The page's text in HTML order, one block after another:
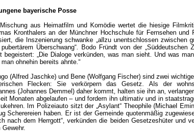
bayerische Posse
aus Heimatfilm und Komödie wertet die hiesige
Kronthalers an der Münchner Hochschule für Fernsehen und
die Inszenierung schwanke „allzu unentschlossen zwischen
Überschwang“. Bodo Fründt von der „Süddeutschen
begeistert: „Die Dialoge verkünden, was man sieht. Und was
ohnehin bereits ahnte.“
(Alfred Jaschke) und Bene (Wolfgang Fischer) sind zwei
Flecken: Sie verkörpern das Gesetz. Als der
(Johannes Demmel) daher kommt, halten sie ihn an,
Monaten abgelaufen – und fordern ihn ultimativ und in
Im Polizeiauto sitzt der „Asylant“ Theophile (Michael
Scherereien haben. Er ist der Gemeinde quotenmäßig
nach dem Herrgott“, verkünden die beiden Gesetzeshüter und
Gewehr.